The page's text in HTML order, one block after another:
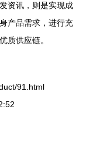
资讯，则是实现成
产品需求，进行充
质供应链。
91.html